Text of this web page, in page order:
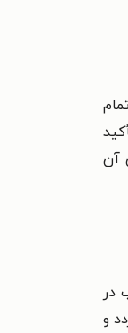
آن
به چاپ بالغ بر ۵۰۰۰۰۰ جلد کتاب در
متخصصان به سال های ۸۵-۸۶ برمی‌گردد و